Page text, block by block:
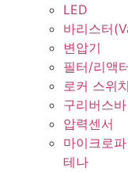
LED
바리스터
변압기
필터/리액
로커 스위치
구리버스바
압력센서
마이크로
테나